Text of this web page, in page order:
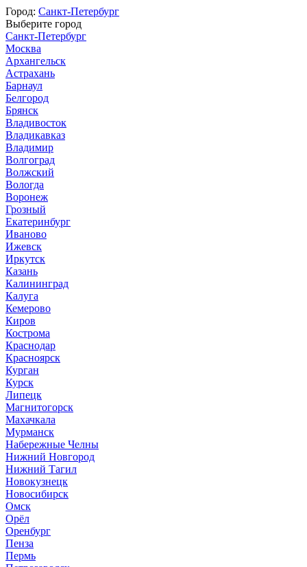
Город: Санкт-Петербург
Выберите город
Санкт-Петербург
Москва
Архангельск
Астрахань
Барнаул
Белгород
Брянск
Владивосток
Владикавказ
Владимир
Волгоград
Волжский
Вологда
Воронеж
Грозный
Екатеринбург
Иваново
Ижевск
Иркутск
Казань
Калининград
Калуга
Кемерово
Киров
Кострома
Краснодар
Красноярск
Курган
Курск
Липецк
Магнитогорск
Махачкала
Мурманск
Набережные Челны
Нижний Новгород
Нижний Тагил
Новокузнецк
Новосибирск
Омск
Орёл
Оренбург
Пенза
Пермь